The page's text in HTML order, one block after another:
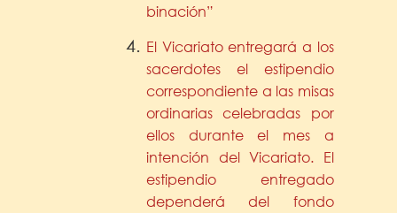
binación”
El Vicariato entregará a los
sacerdotes el estipendio
correspondiente a las misas
ordinarias celebradas por
ellos durante el mes a
intención del Vicariato. El
estipendio entregado
dependerá del fondo